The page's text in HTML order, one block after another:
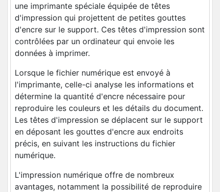
une imprimante spéciale équipée de têtes
d'impression qui projettent de petites gouttes
d'encre sur le support. Ces têtes d'impression sont
contrôlées par un ordinateur qui envoie les
données à imprimer.
Lorsque le fichier numérique est envoyé à
l'imprimante, celle-ci analyse les informations et
détermine la quantité d'encre nécessaire pour
reproduire les couleurs et les détails du document.
Les têtes d'impression se déplacent sur le support
en déposant les gouttes d'encre aux endroits
précis, en suivant les instructions du fichier
numérique.
L'impression numérique offre de nombreux
avantages, notamment la possibilité de reproduire